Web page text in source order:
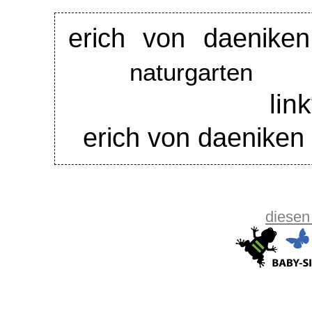
erich von
naturgarten
erich von